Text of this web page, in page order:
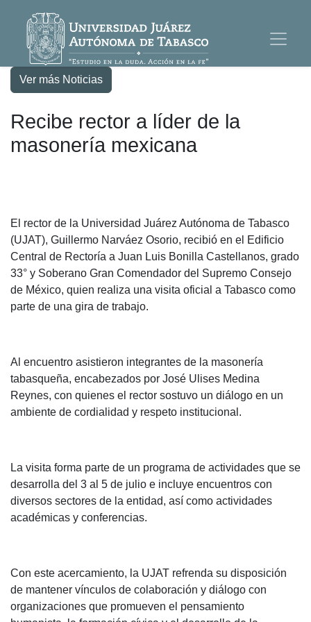
Ver más Noticias
Recibe rector a líder de la
masonería mexicana
El rector de la Universidad Juárez Autónoma de Tabasco
(UJAT), Guillermo Narváez Osorio, recibió en el Edificio
Central de Rectoría a Juan Luis Bonilla Castellanos, grado
33° y Soberano Gran Comendador del Supremo Consejo
de México, quien realiza una visita oficial a Tabasco como
parte de una gira de trabajo.
Al encuentro asistieron integrantes de la masonería
tabasqueña, encabezados por José Ulises Medina
Reynes, con quienes el rector sostuvo un diálogo en un
ambiente de cordialidad y respeto institucional.
La visita forma parte de un programa de actividades que se
desarrolla del 3 al 5 de julio e incluye encuentros con
diversos sectores de la entidad, así como actividades
académicas y conferencias.
Con este acercamiento, la UJAT refrenda su disposición
de mantener vínculos de colaboración y diálogo con
organizaciones que promueven el pensamiento